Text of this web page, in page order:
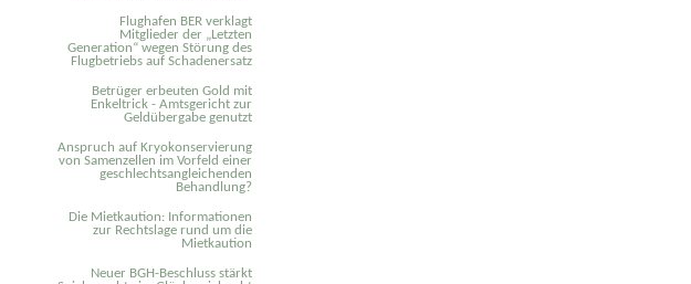
Flughafen BER verklagt
Mitglieder der „Letzten
Generation“ wegen Störung des
Flugbetriebs auf Schadenersatz
Betrüger erbeuten Gold mit
Enkeltrick - Amtsgericht zur
Geldübergabe genutzt
Anspruch auf Kryokonservierung
von Samenzellen im Vorfeld einer
geschlechtsangleichenden
Behandlung?
Die Mietkaution: Informationen
zur Rechtslage rund um die
Mietkaution
Neuer BGH-Beschluss stärkt